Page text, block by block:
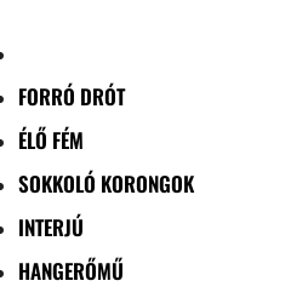
FORRÓ DRÓT
ÉLŐ FÉM
SOKKOLÓ KORONGOK
INTERJÚ
HANGERŐMŰ